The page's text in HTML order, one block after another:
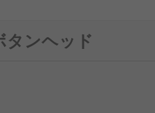
止ボタンでは、緊急事態で
タンでは、誤って押すこと
タンヘッド